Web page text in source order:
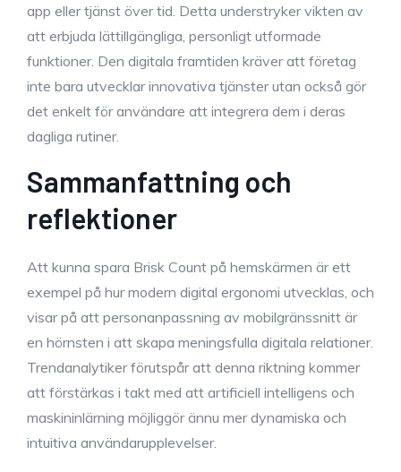
app eller tjänst över tid. Detta understryker vikten av
att erbjuda lättillgängliga, personligt utformade
funktioner. Den digitala framtiden kräver att företag
inte bara utvecklar innovativa tjänster utan också gör
det enkelt för användare att integrera dem i deras
dagliga rutiner.
Sammanfattning och
reflektioner
Att kunna spara Brisk Count på hemskärmen är ett
exempel på hur modern digital ergonomi utvecklas, och
visar på att personanpassning av mobilgränssnitt är
en hörnsten i att skapa meningsfulla digitala relationer.
Trendanalytiker förutspår att denna riktning kommer
att förstärkas i takt med att artificiell intelligens och
maskininlärning möjliggör ännu mer dynamiska och
intuitiva användarupplevelser.